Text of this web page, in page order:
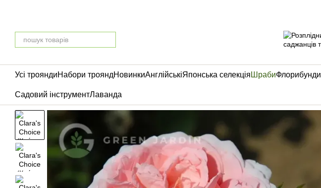
Усі трояндиНабори трояндНовинкиАнглійськіЯпонська селекція ШрабиФлорибунди
Садовий інструментЛаванда